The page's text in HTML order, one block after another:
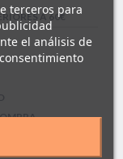
A 60€
terceros para
el análisis de